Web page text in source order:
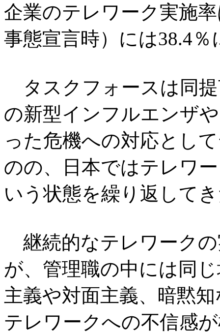
企業のテレワーク実施
事態宣言時）には38.4％
タスクフォースは同提
の新型インフルエンザ
った危機への対応とし
のの、日本ではテレワ
いう状態を繰り返して
継続的なテレワーク
が、管理職の中には同
主義や対面主義、暗黙
テレワークへの不信感